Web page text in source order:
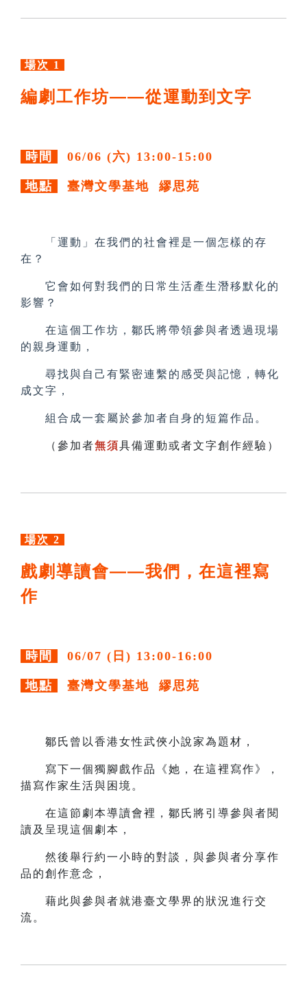
場次 1
編劇工作坊——從運動到文字
時間 06/06 (六) 13:00-15:00
地點 臺灣文學基地 繆思苑
「運動」在我們的社會裡是一個怎樣的存
在？
它會如何對我們的日常生活產生潛移默化的
影響？
在這個工作坊，鄒氏將帶領參與者透過現場
的親身運動，
尋找與自己有緊密連繫的感受與記憶，轉化
成文字，
組合成一套屬於參加者自身的短篇作品。
（參加者無須具備運動或者文字創作經驗）
場次 2
戲劇導讀會——我們，在這裡寫
作
時間 06/07 (日) 13:00-16:00
地點 臺灣文學基地 繆思苑
鄒氏曾以香港女性武俠小說家為題材，
寫下一個獨腳戲作品《她，在這裡寫作》，
描寫作家生活與困境。
在這節劇本導讀會裡，鄒氏將引導參與者閱
讀及呈現這個劇本，
然後舉行約一小時的對談，與參與者分享作
品的創作意念，
藉此與參與者就港臺文學界的狀況進行交
流。